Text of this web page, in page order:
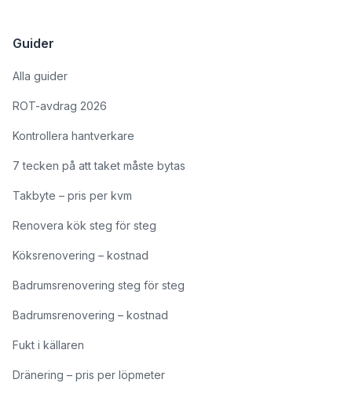
Guider
Alla guider
ROT-avdrag 2026
Kontrollera hantverkare
7 tecken på att taket måste bytas
Takbyte – pris per kvm
Renovera kök steg för steg
Köksrenovering – kostnad
Badrumsrenovering steg för steg
Badrumsrenovering – kostnad
Fukt i källaren
Dränering – pris per löpmeter